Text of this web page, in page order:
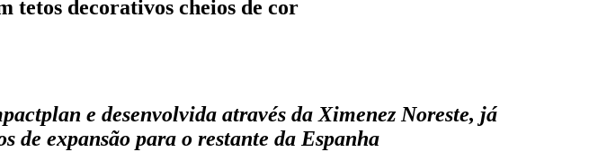
tetos decorativos cheios de cor
e desenvolvida através da Ximenez Noreste, já
de expansão para o restante da Espanha